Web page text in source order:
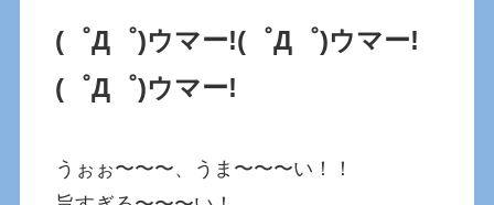
(゜Д゜)ウマー!(゜Д゜)ウマー!
(゜Д゜)ウマー!
うぉぉ〜〜〜、うま〜〜〜い！！